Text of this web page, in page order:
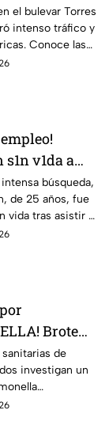
provoca
a esta
el bulevar Torres
intenso tráfico y
Conoce las
v1da a
años que
de
búsqueda,
de 25 años, fue
vida tras asistir a
oferta laboral en
Brote
afecta a 27
de
investigan un
chiles